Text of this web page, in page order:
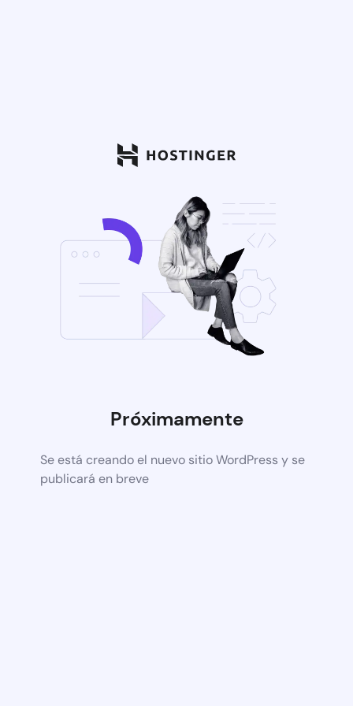
Próximamente
Se está creando el nuevo sitio WordPress y se
publicará en breve